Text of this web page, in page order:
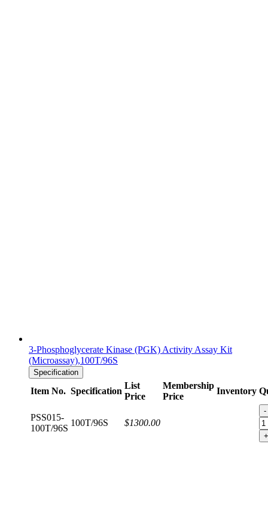
3-Phosphoglycerate Kinase (PGK) Activity Assay Kit
(Microassay),100T/96S
Specification
Item No. Specification
List
Price
Membership
Price
Inventory
PSS015-
100T/96S
100T/96S $1300.00
-
+